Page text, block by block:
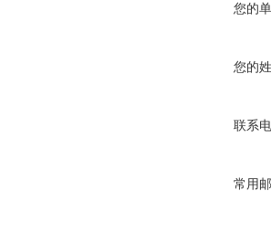
您的
您的
联系
常用